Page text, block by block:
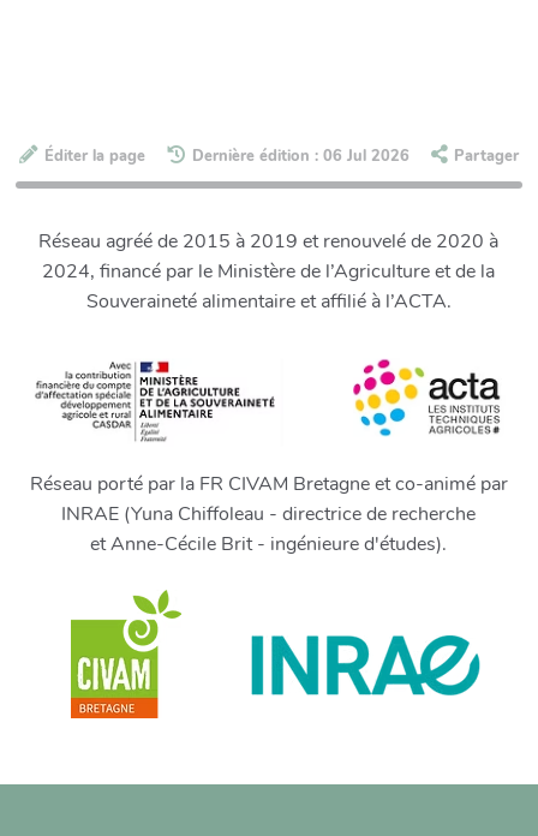
Éditer la page Dernière édition : 06 Jul 2026 Partager
Réseau agréé de 2015 à 2019 et renouvelé de 2020 à
2024, financé par le Ministère de l’Agriculture et de la
Souveraineté alimentaire et affilié à l’ACTA.
Réseau porté par la FR CIVAM Bretagne et co-animé par
INRAE (Yuna Chiffoleau - directrice de recherche
et Anne-Cécile Brit - ingénieure d'études).